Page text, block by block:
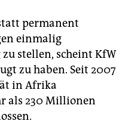
permanent
einmalig
stellen, scheint KfW
zu haben. Seit 2007
in Afrika
als 230 Millionen